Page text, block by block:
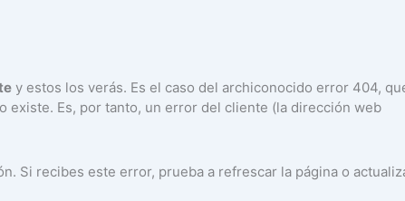
y estos los verás. Es el caso del archiconocido error 404,
existe. Es, por tanto, un error del cliente (la dirección web
Si recibes este error, prueba a refrescar la página o